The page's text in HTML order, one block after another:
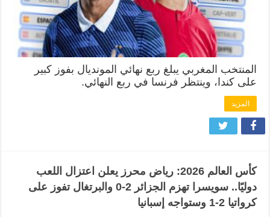
المنتخب المغربي يبلغ ربع نهائي المونديال بفوز كبير
على كندا، وينتظر فرنسا في ربع النهائي.
المزيد
كأس العالم 2026: رياض محرز يعلن اعتزال اللعب
دوليًا.. سويسرا تهزم الجزائر 2-0 والبرتغال تفوز على
كرواتيا 2-1 وستواجه إسبانيا